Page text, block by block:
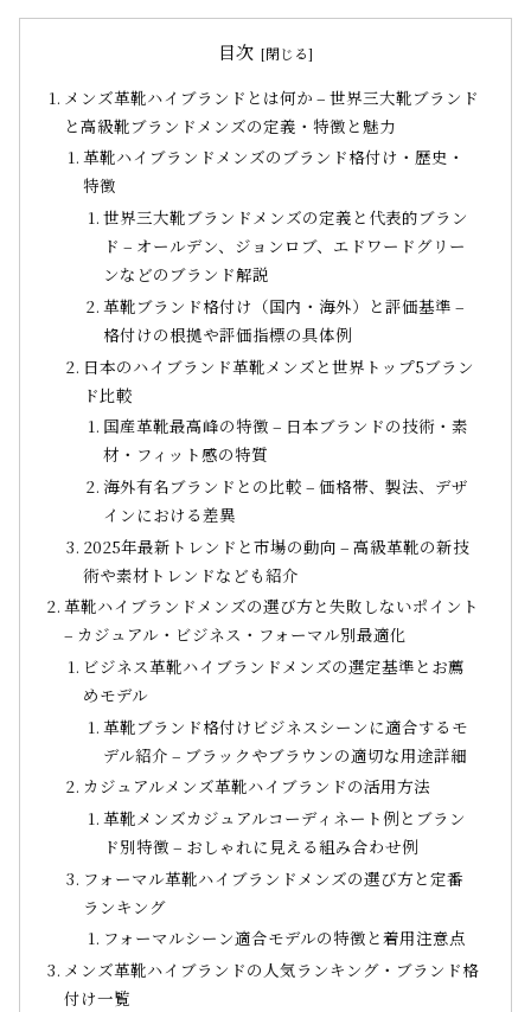
目次
メンズ革靴ハイブランドとは何か – 世界三大靴ブランド
と高級靴ブランドメンズの定義・特徴と魅力
革靴ハイブランドメンズのブランド格付け・歴史・
特徴
世界三大靴ブランドメンズの定義と代表的ブラン
ド – オールデン、ジョンロブ、エドワードグリー
ンなどのブランド解説
革靴ブランド格付け（国内・海外）と評価基準 –
格付けの根拠や評価指標の具体例
日本のハイブランド革靴メンズと世界トップ5ブラン
ド比較
国産革靴最高峰の特徴 – 日本ブランドの技術・素
材・フィット感の特質
海外有名ブランドとの比較 – 価格帯、製法、デザ
インにおける差異
2025年最新トレンドと市場の動向 – 高級革靴の新技
術や素材トレンドなども紹介
革靴ハイブランドメンズの選び方と失敗しないポイント
– カジュアル・ビジネス・フォーマル別最適化
ビジネス革靴ハイブランドメンズの選定基準とお薦
めモデル
革靴ブランド格付けビジネスシーンに適合するモ
デル紹介 – ブラックやブラウンの適切な用途詳細
カジュアルメンズ革靴ハイブランドの活用方法
革靴メンズカジュアルコーディネート例とブラン
ド別特徴 – おしゃれに見える組み合わせ例
フォーマル革靴ハイブランドメンズの選び方と定番
ランキング
フォーマルシーン適合モデルの特徴と着用注意点
メンズ革靴ハイブランドの人気ランキング・ブランド格
付け一覧